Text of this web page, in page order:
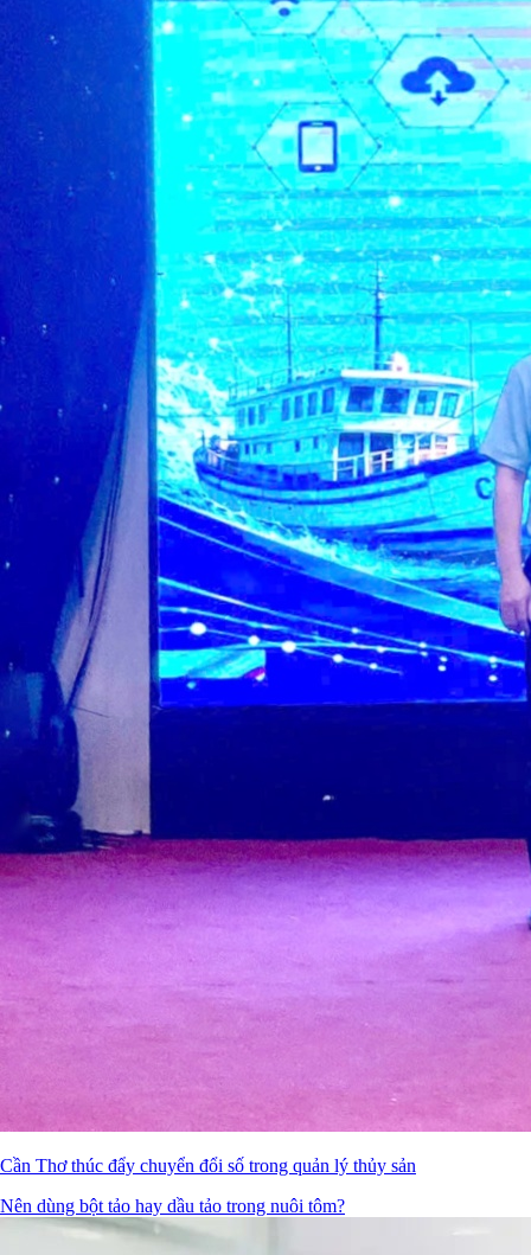
Cần Thơ thúc đẩy chuyển đổi số trong quản lý thủy sản
Nên dùng bột tảo hay dầu tảo trong nuôi tôm?